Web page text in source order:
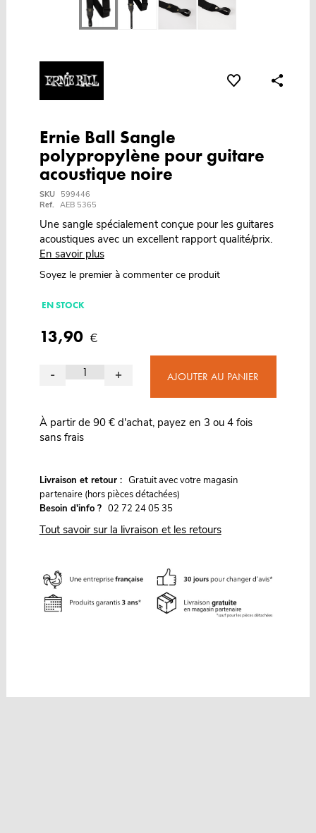
Ernie Ball Sangle
polypropylène pour guitare
acoustique noire
SKU
599446
Ref. AEB 5365
Une sangle spécialement conçue pour les guitares
acoustiques avec un excellent rapport qualité/prix.
En savoir plus
Soyez le premier à commenter ce produit
EN STOCK
13,90 €
- + AJOUTER AU PANIER
À partir de 90 € d'achat, payez en 3 ou 4 fois
sans frais
Livraison et retour : Gratuit avec votre magasin
partenaire (hors pièces détachées)
Besoin d'info ? 02 72 24 05 35
Tout savoir sur la livraison et les retours